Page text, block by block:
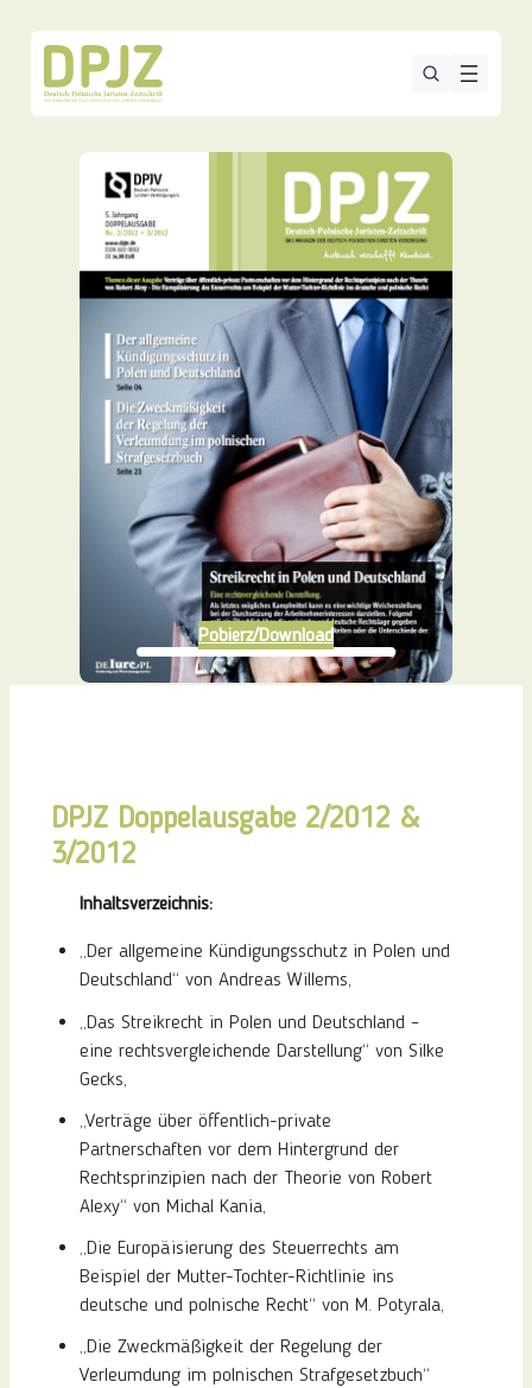
Pobierz/Download
DPJZ Doppelausgabe 2/2012 &
3/2012
Inhaltsverzeichnis:
„Der allgemeine Kündigungsschutz in Polen und
Deutschland“ von Andreas Willems,
„Das Streikrecht in Polen und Deutschland –
eine rechtsvergleichende Darstellung“ von Silke
Gecks,
„Verträge über öffentlich-private
Partnerschaften vor dem Hintergrund der
Rechtsprinzipien nach der Theorie von Robert
Alexy“ von Michal Kania,
„Die Europäisierung des Steuerrechts am
Beispiel der Mutter-Tochter-Richtlinie ins
deutsche und polnische Recht“ von M. Potyrala,
„Die Zweckmäßigkeit der Regelung der
Verleumdung im polnischen Strafgesetzbuch“